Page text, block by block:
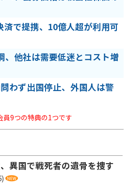
済で提携、10億人超が利用可
、他社は需要低迷とコスト増
わず出国停止、外国人は警
員9つの特典の1つです
異国で戦死者の遺骨を捜す